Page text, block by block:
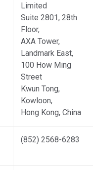
trwałe
Limited
Suite 2801, 28th
Floor,
AXA Tower,
Landmark East,
100 How Ming
Street
Kwun Tong,
Kowloon,
Hong Kong, China
(852) 2568-6283